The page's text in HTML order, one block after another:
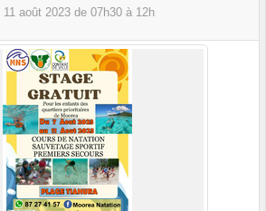
11 août 2023 de 07h30 à 12h